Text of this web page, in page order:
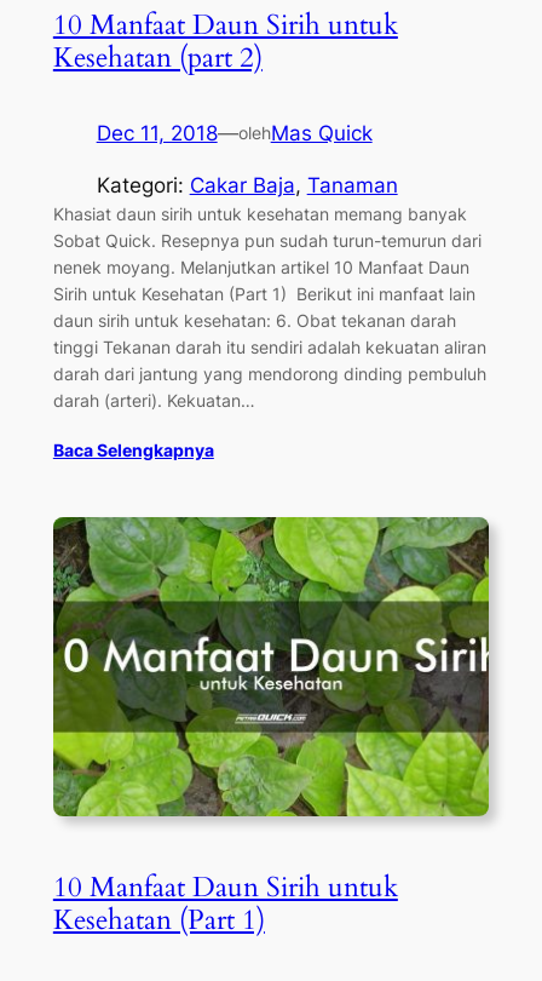
10 Manfaat Daun Sirih untuk
Kesehatan (part 2)
Dec 11, 2018—olehMas Quick
Kategori: Cakar Baja, Tanaman
Khasiat daun sirih untuk kesehatan memang banyak
Sobat Quick. Resepnya pun sudah turun-temurun dari
nenek moyang. Melanjutkan artikel 10 Manfaat Daun
Sirih untuk Kesehatan (Part 1) Berikut ini manfaat lain
daun sirih untuk kesehatan: 6. Obat tekanan darah
tinggi Tekanan darah itu sendiri adalah kekuatan aliran
darah dari jantung yang mendorong dinding pembuluh
darah (arteri). Kekuatan…
Baca Selengkapnya
10 Manfaat Daun Sirih untuk
Kesehatan (Part 1)